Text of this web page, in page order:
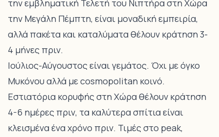
την εμβληματική Τελετή του Νιπτήρα στη Χώρα
την Μεγάλη Πέμπτη, είναι μοναδική εμπειρία,
αλλά πακέτα και καταλύματα θέλουν κράτηση 3-
4 μήνες πριν.
Ιούλιος-Αύγουστος είναι γεμάτος. Όχι με όγκο
Μυκόνου αλλά με cosmopolitan κοινό.
Εστιατόρια κορυφής στη Χώρα θέλουν κράτηση
4-6 ημέρες πριν, τα καλύτερα σπίτια είναι
κλεισμένα ένα χρόνο πριν. Τιμές στο peak,